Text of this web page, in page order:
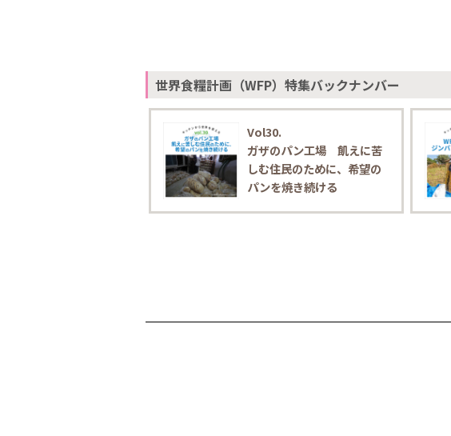
世界食糧計画（WFP）特集バックナンバー
Vol30.
ガザのパン工場 飢えに苦
しむ住民のために、希望の
パンを焼き続ける